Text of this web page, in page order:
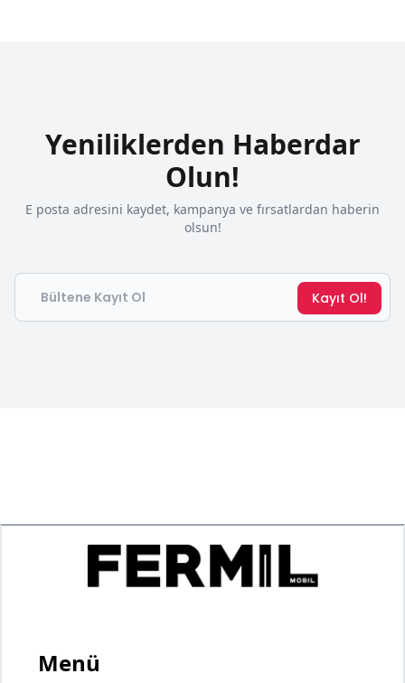
Yeniliklerden Haberdar
Olun!
E posta adresini kaydet, kampanya ve fırsatlardan haberin
olsun!
Email
Kayıt Ol!
Menü